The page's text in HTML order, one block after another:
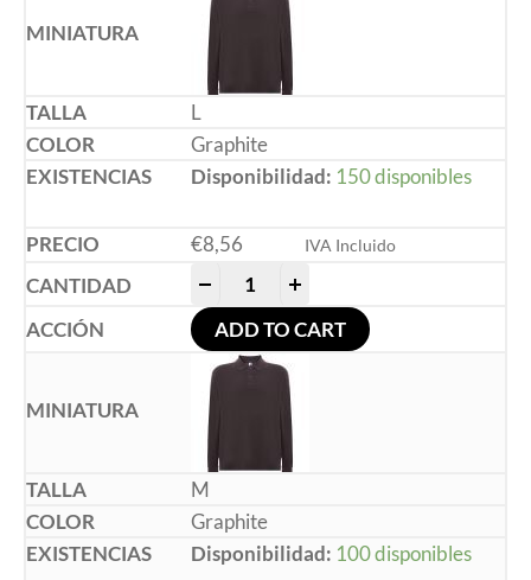
L
Graphite
Disponibilidad: 150 disponibles
€8,56 IVA Incluido
ADD TO CART
M
Graphite
Disponibilidad: 100 disponibles